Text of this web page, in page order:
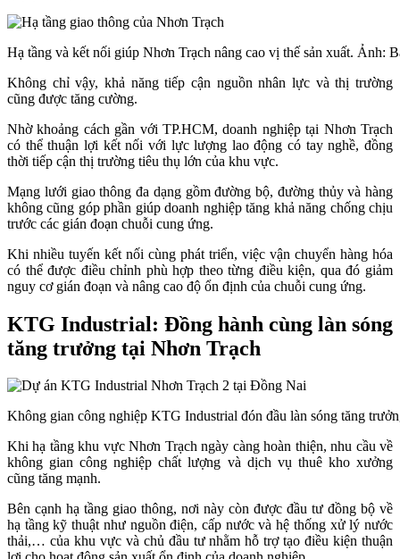
Hạ tầng và kết nối giúp Nhơn Trạch nâng cao vị thế sản xuất. Ảnh:
Không chỉ vậy, khả năng tiếp cận nguồn nhân lực và thị trường
cũng được tăng cường.
Nhờ khoảng cách gần với TP.HCM, doanh nghiệp tại Nhơn Trạch
có thể thuận lợi kết nối với lực lượng lao động có tay nghề, đồng
thời tiếp cận thị trường tiêu thụ lớn của khu vực.
Mạng lưới giao thông đa dạng gồm đường bộ, đường thủy và hàng
không cũng góp phần giúp doanh nghiệp tăng khả năng chống chịu
trước các gián đoạn chuỗi cung ứng.
Khi nhiều tuyến kết nối cùng phát triển, việc vận chuyển hàng hóa
có thể được điều chỉnh phù hợp theo từng điều kiện, qua đó giảm
nguy cơ gián đoạn và nâng cao độ ổn định của chuỗi cung ứng.
KTG Industrial: Đồng hành cùng làn sóng
tăng trưởng tại Nhơn Trạch
Không gian công nghiệp KTG Industrial đón đầu làn sóng tăng
Khi hạ tầng khu vực Nhơn Trạch ngày càng hoàn thiện, nhu cầu về
không gian công nghiệp chất lượng và dịch vụ thuê kho xưởng
cũng tăng mạnh.
Bên cạnh hạ tầng giao thông, nơi này còn được đầu tư đồng bộ về
hạ tầng kỹ thuật như nguồn điện, cấp nước và hệ thống xử lý nước
thải,… của khu vực và chủ đầu tư nhằm hỗ trợ tạo điều kiện thuận